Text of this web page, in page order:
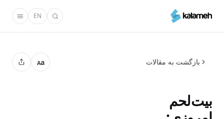
محتوای
EN
بازگشت به مقالات Aa
بیت‌لحم